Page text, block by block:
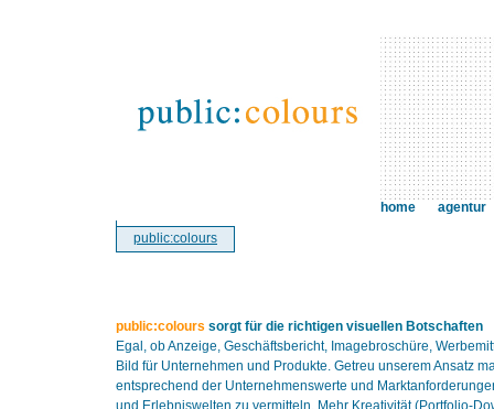
public:colours
home agentur
public:colours sorgt für die richtigen visuellen Botschaften
Egal, ob Anzeige, Geschäftsbericht, Imagebroschüre,
Bild für Unternehmen und Produkte. Getreu unserem Ansatz
entsprechend der Unternehmenswerte und
und Erlebniswelten zu vermitteln. Mehr Kreativität (Portfolio-